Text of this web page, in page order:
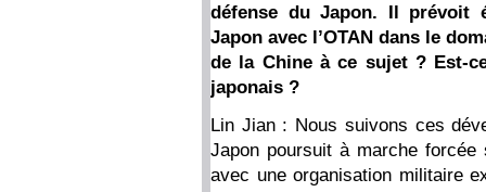
défense du Japon. Il prévoit
Japon avec l’OTAN dans le
de la Chine à ce sujet ? Est-
japonais ?
Lin Jian : Nous suivons ces
Japon poursuit à marche
avec une organisation militaire